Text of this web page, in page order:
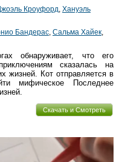
Кроуфорд, Хануэль
Бандерас, Сальма Хайек,
обнаруживает, что его
сказалась на
жизней. Кот отправляется в
мифическое Последнее
Скачать и Смотреть